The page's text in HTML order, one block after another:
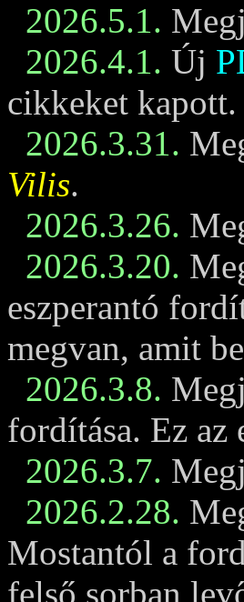
2026.5.1.
2026.4.1. Új
cikkeket kapott.
2026.3.31.
Vilis.
2026.3.26.
2026.3.20.
eszperantó
megvan, amit
2026.3.8.
fordítása. Ez
2026.3.7.
2026.2.28.
Mostantól a
felső sorban